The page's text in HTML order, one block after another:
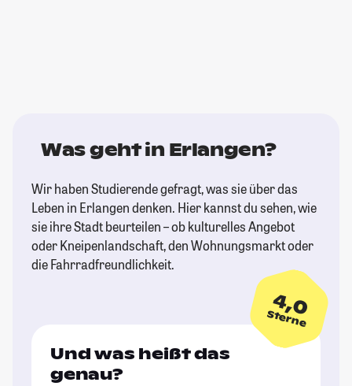
Was geht in Erlangen?
Wir haben Studierende gefragt, was sie über das
Leben in Erlangen denken. Hier kannst du sehen, wie
sie ihre Stadt beurteilen – ob kulturelles Angebot
oder Kneipenlandschaft, den Wohnungsmarkt oder
die Fahrradfreundlichkeit.
4,0
Sterne
Und was heißt das
genau?